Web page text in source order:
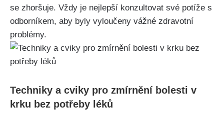
se zhoršuje.​ Vždy je nejlepší konzultovat své potíže ​s⁤
odborníkem, aby byly vyloučeny vážné zdravotní
problémy.
Techniky a cviky pro zmírnění ‌bolesti v‍
krku bez ‌potřeby léků